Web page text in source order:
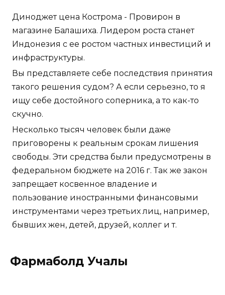
Диноджет цена Кострома - Провирон в
магазине Балашиха. Лидером роста станет
Индонезия с ее ростом частных инвестиций и
инфраструктуры.
Вы представляете себе последствия принятия
такого решения судом? А если серьезно, то я
ищу себе достойного соперника, а то как-то
скучно.
Несколько тысяч человек были даже
приговорены к реальным срокам лишения
свободы. Эти средства были предусмотрены в
федеральном бюджете на 2016 г. Так же закон
запрещает косвенное владение и
пользование иностранными финансовыми
инструментами через третьих лиц, например,
бывших жен, детей, друзей, коллег и т.
Фармаболд Учалы